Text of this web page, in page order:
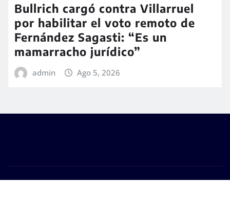
Bullrich cargó contra Villarruel
por habilitar el voto remoto de
Fernández Sagasti: “Es un
mamarracho jurídico”
admin Ago 5, 2026